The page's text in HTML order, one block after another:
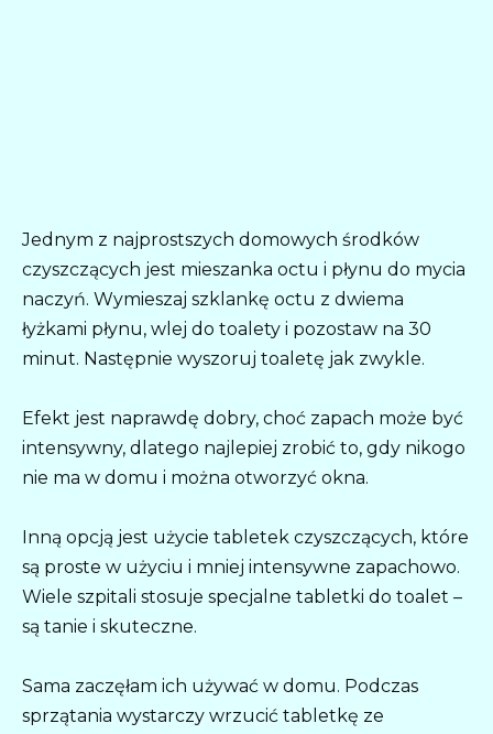
Jednym z najprostszych domowych środków
czyszczących jest mieszanka octu i płynu do mycia
naczyń. Wymieszaj szklankę octu z dwiema
łyżkami płynu, wlej do toalety i pozostaw na 30
minut. Następnie wyszoruj toaletę jak zwykle.
Efekt jest naprawdę dobry, choć zapach może być
intensywny, dlatego najlepiej zrobić to, gdy nikogo
nie ma w domu i można otworzyć okna.
Inną opcją jest użycie tabletek czyszczących, które
są proste w użyciu i mniej intensywne zapachowo.
Wiele szpitali stosuje specjalne tabletki do toalet –
są tanie i skuteczne.
Sama zaczęłam ich używać w domu. Podczas
sprzątania wystarczy wrzucić tabletkę ze